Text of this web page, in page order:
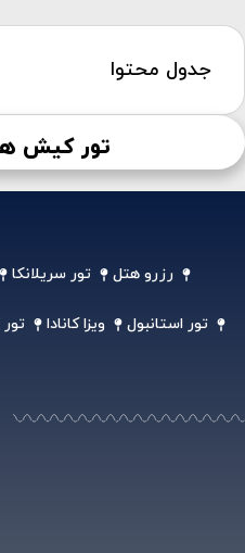
جدول محتوا
تور کیش
رزرو هتل تور سریلانکا
تور استانبول ویزا کانادا